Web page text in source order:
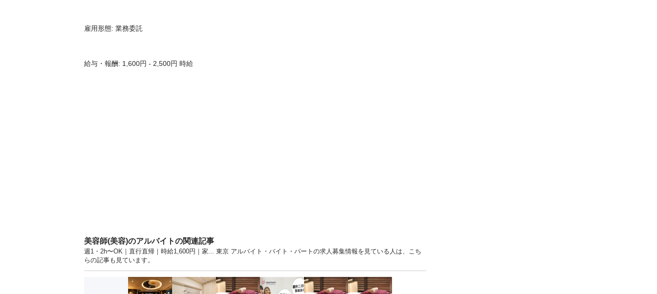
雇用形態: 業務委託
給与・報酬: 1,600円 - 2,500円 時給
美容師(美容)のアルバイトの関連記事
週1・2h〜OK｜直行直帰｜時給1,600円｜家... 東京 アルバイト・バイト・パートの求人募集情報を見ている人は、こち
らの記事も見ています。